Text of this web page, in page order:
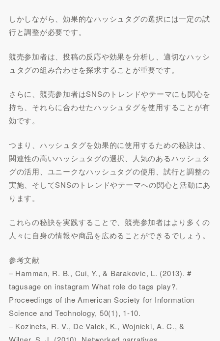
しかしながら、効果的なハッシュタグの選択には一定の試
行と調整が必要です。
競売参加者は、投稿の反応や効果を分析し、適切なハッシ
ュタグの組み合わせを探求することが重要です。
さらに、競売参加者はSNSのトレンドやテーマにも関心を
持ち、それらに合わせたハッシュタグを使用することが有
効です。
つまり、ハッシュタグを効果的に使用するための秘訣は、
関連性の高いハッシュタグの選択、人気のあるハッシュタ
グの活用、ユニークなハッシュタグの使用、試行と調整の
実施、そしてSNSのトレンドやテーマへの関心と活動にあ
ります。
これらの秘訣を実践することで、競売参加者はより多くの
人々に自身の情報や商品を広めることができるでしょう。
参考文献
– Hamman, R. B., Cui, Y., & Barakovic, L. (2013). #
tagusage on instagram What role do tags play?.
Proceedings of the American Society for Information
Science and Technology, 50(1), 1-10.
– Kozinets, R. V., De Valck, K., Wojnicki, A. C., &